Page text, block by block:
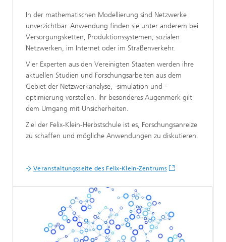
In der mathematischen Modellierung sind Netzwerke
unverzichtbar. Anwendung finden sie unter anderem bei
Versorgungsketten, Produktionssystemen, sozialen
Netzwerken, im Internet oder im Straßenverkehr.
Vier Experten aus den Vereinigten Staaten werden ihre
aktuellen Studien und Forschungsarbeiten aus dem
Gebiet der Netzwerkanalyse, -simulation und -
optimierung vorstellen. Ihr besonderes Augenmerk gilt
dem Umgang mit Unsicherheiten.
Ziel der Felix-Klein-Herbstschule ist es, Forschungsanreize
zu schaffen und mögliche Anwendungen zu diskutieren.
Veranstaltungsseite des Felix-Klein-Zentrums